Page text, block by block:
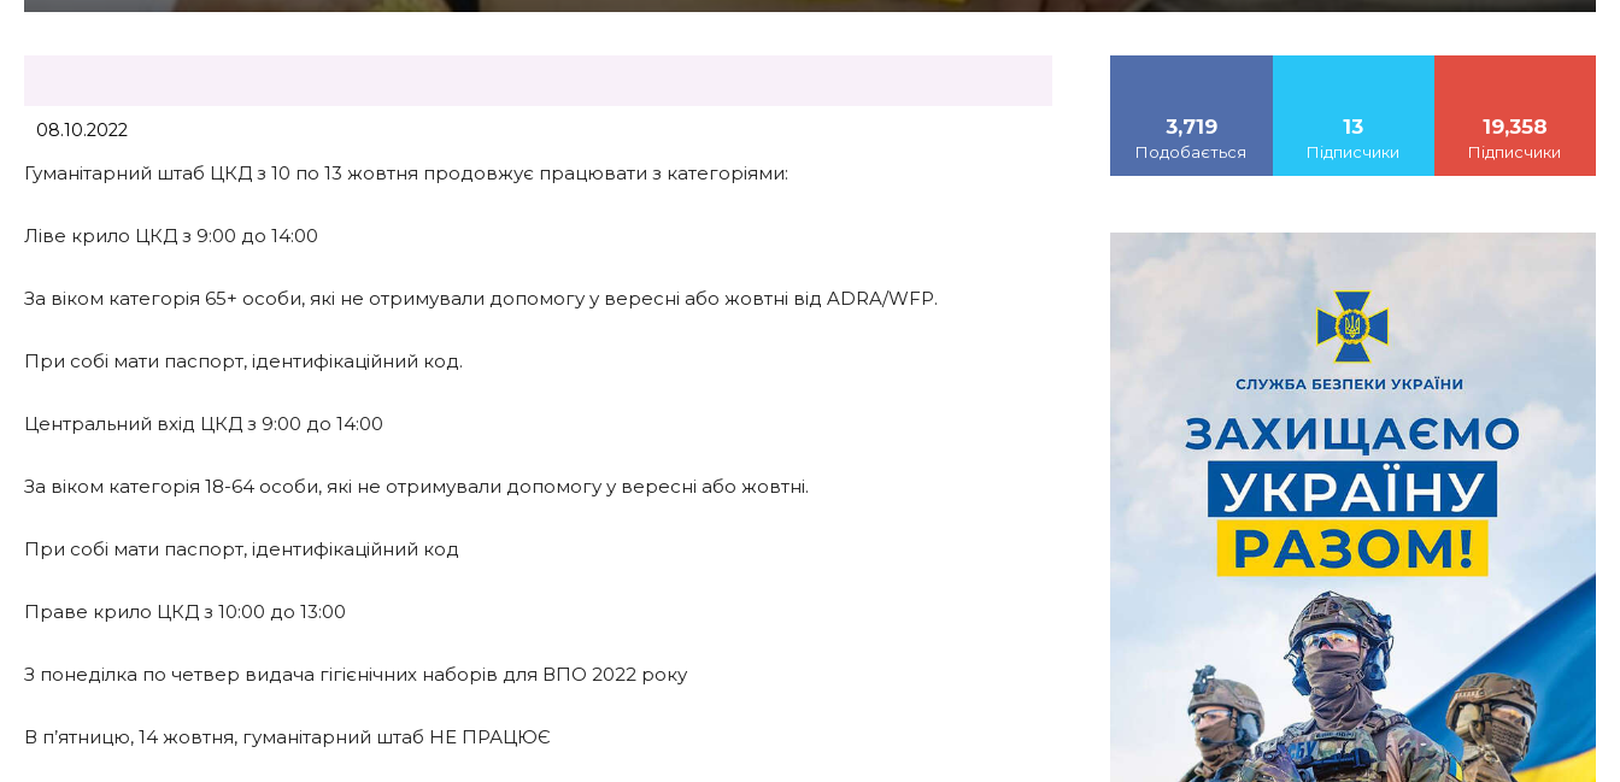
08.10.2022
Гуманітарний штаб ЦКД з 10 по 13 жовтня продовжує працювати з категоріями:
Ліве крило ЦКД з 9:00 до 14:00
За віком категорія 65+ особи, які не отримували допомогу у вересні або жовтні від ADRA/WFP.
При собі мати паспорт, ідентифікаційний код.
Центральний вхід ЦКД з 9:00 до 14:00
За віком категорія 18-64 особи, які не отримували допомогу у вересні або жовтні.
При собі мати паспорт, ідентифікаційний код
Праве крило ЦКД з 10:00 до 13:00
З понеділка по четвер видача гігієнічних наборів для ВПО 2022 року
В п’ятницю, 14 жовтня, гуманітарний штаб НЕ ПРАЦЮЄ
3,719
Подобається
13
Підписчики
19,358
Підписчики